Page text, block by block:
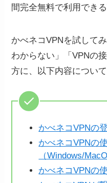
間完全無料で利用でき
かべネコVPNを試して
わからない」「VPNの
方に、以下内容につい
かべネコVPNの
かべネコVPNの
（Windows/
かべネコVPNの